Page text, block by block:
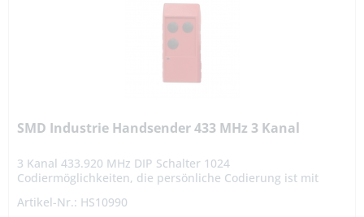
SMD Industrie Handsender 433 MHz 3 Kanal
3 Kanal 433.920 MHz DIP Schalter 1024
Codiermöglichkeiten, die persönliche Codierung ist mit
einstellbar. Die Reichweite...
Artikel-Nr.: HS10990